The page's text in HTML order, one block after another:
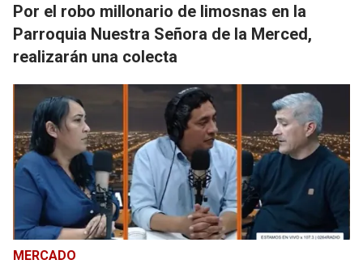
Por el robo millonario de limosnas en la
Parroquia Nuestra Señora de la Merced,
realizarán una colecta
MERCADO